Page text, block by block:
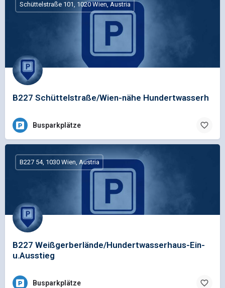
B227 Schüttelstraße/Wien-nähe Hundertwasserh
Schüttelstraße 101, 1020 Wien, Austria
Busparkplätze
B227 Weißgerberlände/Hundertwasserhaus-Ein-
u.Ausstieg
B227 54, 1030 Wien, Austria
Busparkplätze